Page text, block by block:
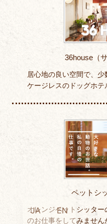
36house（
居心地の良い空間で、
ケージレスのドッグホテ
ペットシ
オレンジペットシッタ
のお仕事をしてみませ
JA EN